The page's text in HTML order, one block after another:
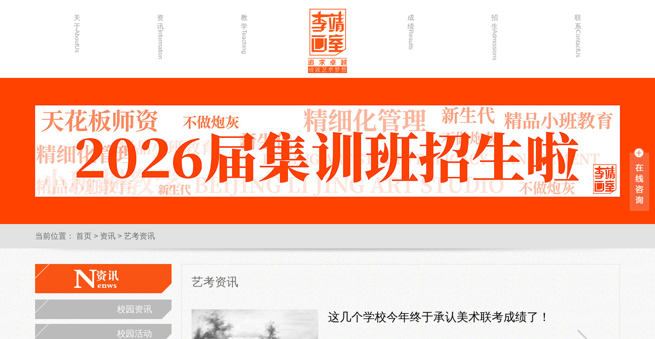
关
于
AboutUs
校园环境
创始人介绍
资
讯
Information
艺考资讯
教
学
Teaching
作品欣赏
出版书籍
成
绩
Results
2021年
2020年
招
生
Admissions
在线报名
家长沟通
入学指南
联
系
ContactUs
当前位置： 首页 > 资讯 > 艺考资讯
校园资讯
校园活动
艺考资讯
这几个学校今年终于承认美术联考成绩了！